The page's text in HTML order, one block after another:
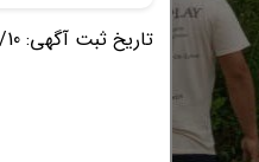
تاریخ ثبت آگهی: 1404/08/10